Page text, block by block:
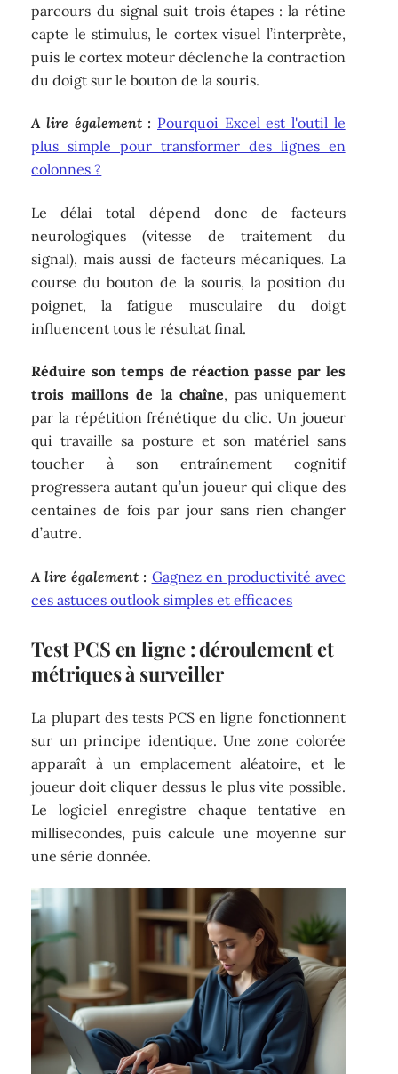
parcours du signal suit trois étapes : la rétine
capte le stimulus, le cortex visuel l’interprète,
puis le cortex moteur déclenche la contraction
du doigt sur le bouton de la souris.
A lire également : Pourquoi Excel est l'outil le
plus simple pour transformer des lignes en
colonnes ?
Le délai total dépend donc de facteurs
neurologiques (vitesse de traitement du
signal), mais aussi de facteurs mécaniques. La
course du bouton de la souris, la position du
poignet, la fatigue musculaire du doigt
influencent tous le résultat final.
Réduire son temps de réaction passe par les
trois maillons de la chaîne, pas uniquement
par la répétition frénétique du clic. Un joueur
qui travaille sa posture et son matériel sans
toucher à son entraînement cognitif
progressera autant qu’un joueur qui clique des
centaines de fois par jour sans rien changer
d’autre.
A lire également : Gagnez en productivité avec
ces astuces outlook simples et efficaces
Test PCS en ligne : déroulement et
métriques à surveiller
La plupart des tests PCS en ligne fonctionnent
sur un principe identique. Une zone colorée
apparaît à un emplacement aléatoire, et le
joueur doit cliquer dessus le plus vite possible.
Le logiciel enregistre chaque tentative en
millisecondes, puis calcule une moyenne sur
une série donnée.